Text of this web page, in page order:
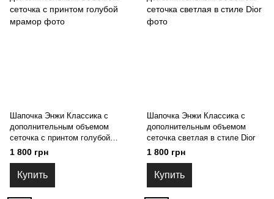
Шапочка Энжи Классика с
дополнительным объемом
сеточка с принтом голубой
мрамор
1 800 грн
Купить
Шапочка Энжи Классика с
дополнительным объемом
сеточка светлая в стиле Dior
1 800 грн
Купить